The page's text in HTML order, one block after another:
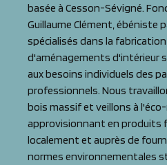
basée à Cesson-Sévigné.
Guillaume Clément, ébéniste
spécialisés dans la
d'aménagements d'intérieur
aux besoins individuels des
professionnels. Nous
bois massif et veillons à
approvisionnant en produits
localement et auprès de
normes environnementales